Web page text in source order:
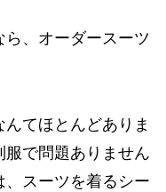
、オーダースーツ
てほとんどありま
で問題ありません
スーツを着るシー